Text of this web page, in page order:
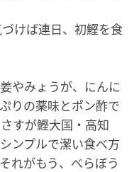
けば連日、初鰹を食
やみょうが、にんに
りの薬味とポン酢で
すが鰹大国・高知
ンプルで潔い食べ方
れがもう、べらぼう